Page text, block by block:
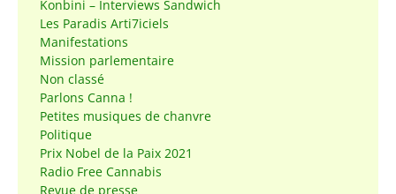
Konbini – Interviews Sandwich
Les Paradis Arti7iciels
Manifestations
Mission parlementaire
Non classé
Parlons Canna !
Petites musiques de chanvre
Politique
Prix Nobel de la Paix 2021
Radio Free Cannabis
Revue de presse